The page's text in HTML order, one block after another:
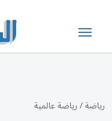
رياضة/رياضة عالمية